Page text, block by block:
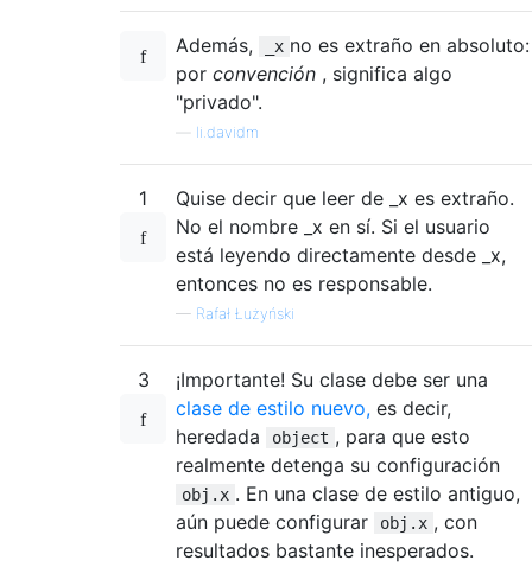
Además, _x no es extraño en absoluto:
por convención , significa algo
"privado".
li.davidm
1
Quise decir que leer de _x es extraño.
No el nombre _x en sí. Si el usuario
está leyendo directamente desde _x,
entonces no es responsable.
— Rafał Łużyński
3
¡Importante! Su clase debe ser una
clase de estilo nuevo, es decir,
heredada
object , para que esto
realmente detenga su configuración
obj.x . En una clase de estilo antiguo,
aún puede configurar
obj.x , con
resultados bastante inesperados.